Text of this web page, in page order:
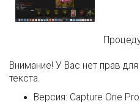
Внимание! У Вас нет прав
текста.
Версия: Capture One